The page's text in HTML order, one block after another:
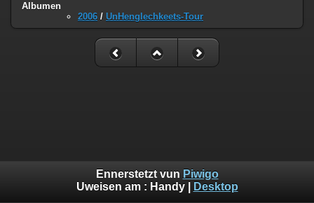
Albumen
2006 / UnHenglechkeets-Tour
Ennerstetzt vun Piwigo
Uweisen am : Handy| Desktop